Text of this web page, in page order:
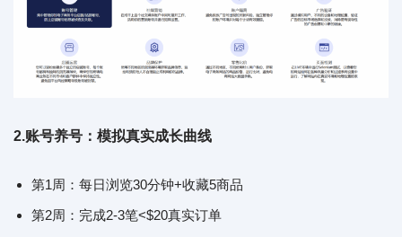
2.账号养号：模拟真实成长曲线
第1周：每日浏览30分钟+收藏5商品
第2周：完成2-3笔<$20真实订单